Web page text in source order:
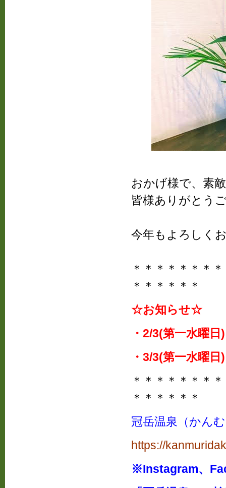
おかげ様で、素
皆様ありがとう
今年もよろしく
＊＊＊＊＊＊＊
＊＊＊＊＊＊
☆お知らせ☆
・2/3(第一水曜日
・3/3(第一水曜日
＊＊＊＊＊＊＊
＊＊＊＊＊＊
冠岳温泉（かん
https://
※Instagram、